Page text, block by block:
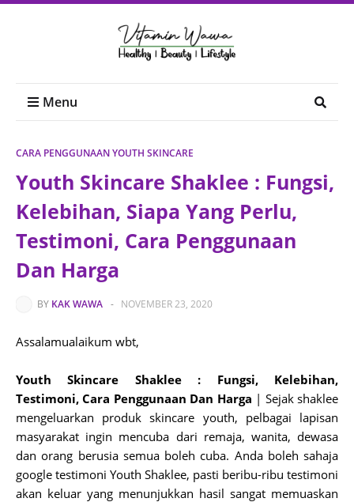
Menu
CARA PENGGUNAAN YOUTH SKINCARE
Youth Skincare Shaklee : Fungsi,
Kelebihan, Siapa Yang Perlu,
Testimoni, Cara Penggunaan
Dan Harga
BY KAK WAWA - NOVEMBER 23, 2020
Assalamualaikum wbt,
Youth Skincare Shaklee : Fungsi, Kelebihan,
Testimoni, Cara Penggunaan Dan Harga | Sejak shaklee
mengeluarkan produk skincare youth, pelbagai lapisan
masyarakat ingin mencuba dari remaja, wanita, dewasa
dan orang berusia semua boleh cuba. Anda boleh sahaja
google testimoni Youth Shaklee, pasti beribu-ribu testimoni
akan keluar yang menunjukkan hasil sangat memuaskan